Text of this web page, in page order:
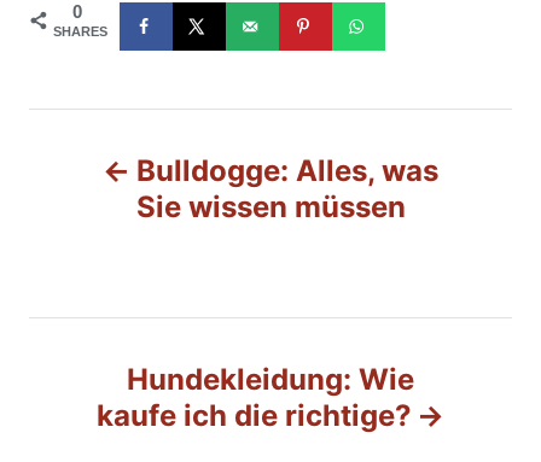
0
SHARES
t
Bulldogge: Alles, was
Sie wissen müssen
Hundekleidung: Wie
kaufe ich die richtige?